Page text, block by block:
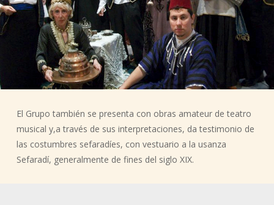
El Grupo también se presenta con obras amateur de teatro
musical y,a través de sus interpretaciones, da testimonio de
las costumbres sefaradíes, con vestuario a la usanza
Sefaradí, generalmente de fines del siglo XIX.